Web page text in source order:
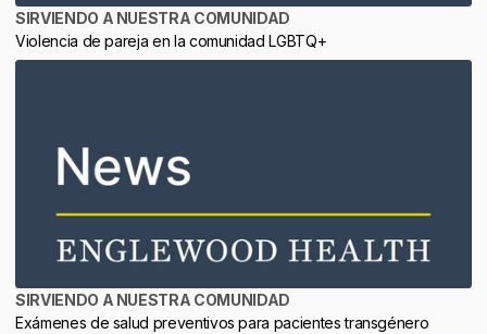
SIRVIENDO A NUESTRA COMUNIDAD
Violencia de pareja en la comunidad LGBTQ+
SIRVIENDO A NUESTRA COMUNIDAD
Exámenes de salud preventivos para pacientes transgénero